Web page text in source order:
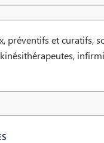
préventifs et curatifs,